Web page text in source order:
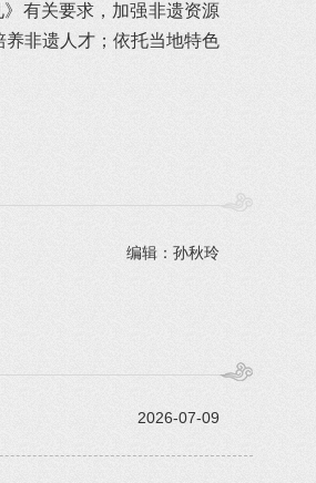
有关要求，加强非遗资源
非遗人才；依托当地特色
编辑：孙秋玲
2026-07-09